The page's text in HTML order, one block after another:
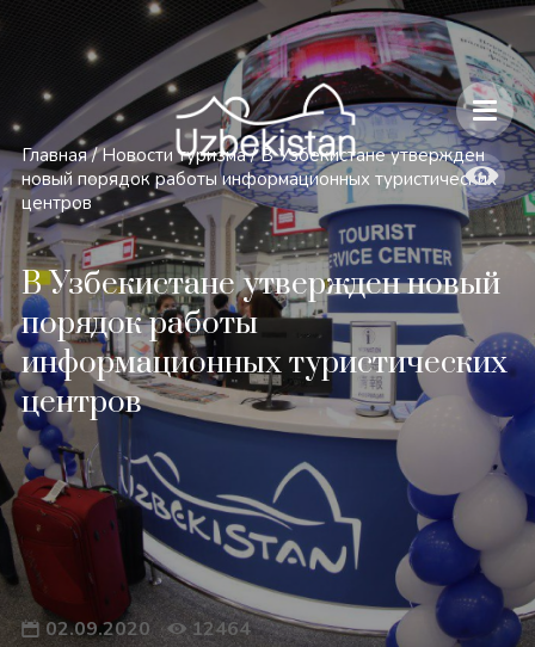
Безопасность и особенности путешествий по Узбекистану
Главная / Новости туризма / В Узбекистане утвержден
новый порядок работы информационных туристических
центров
В Узбекистане утвержден новый
порядок работы
информационных туристических
центров
02.09.2020 12464